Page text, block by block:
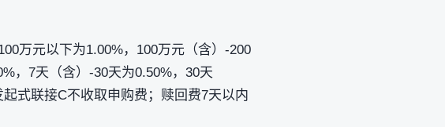
万元以下为1.00%，100万元（含）-200
，7天（含）-30天为0.50%，30天
式联接C不收取申购费；赎回费7天以内